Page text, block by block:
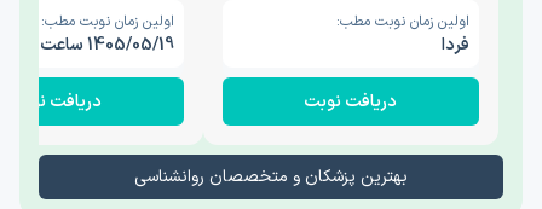
اولین زمان نوبت مطب:
فردا
دریافت نوبت
اولین زمان نوبت مطب:
1405/05/19 ساعت 15:00
دریافت نوبت
بهترین پزشکان و متخصصان روانشناسی